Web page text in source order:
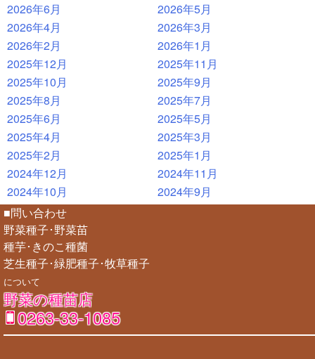
2026年6月
2026年5月
2026年4月
2026年3月
2026年2月
2026年1月
2025年12月
2025年11月
2025年10月
2025年9月
2025年8月
2025年7月
2025年6月
2025年5月
2025年4月
2025年3月
2025年2月
2025年1月
2024年12月
2024年11月
2024年10月
2024年9月
■問い合わせ
野菜種子･野菜苗
種芋･きのこ種菌
芝生種子･緑肥種子･牧草種子
について
野菜の種苗店
0263-33-1085